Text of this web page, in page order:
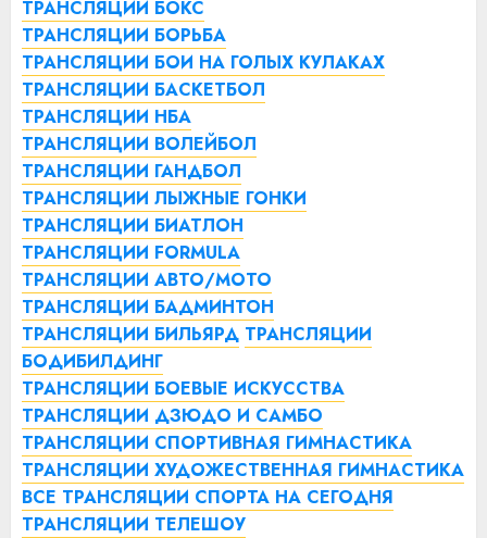
ТРАНСЛЯЦИИ БОКС
ТРАНСЛЯЦИИ БОРЬБА
ТРАНСЛЯЦИИ БОИ НА ГОЛЫХ КУЛАКАХ
ТРАНСЛЯЦИИ БАСКЕТБОЛ
ТРАНСЛЯЦИИ НБА
ТРАНСЛЯЦИИ ВОЛЕЙБОЛ
ТРАНСЛЯЦИИ ГАНДБОЛ
ТРАНСЛЯЦИИ ЛЫЖНЫЕ ГОНКИ
ТРАНСЛЯЦИИ БИАТЛОН
ТРАНСЛЯЦИИ FORMULA
ТРАНСЛЯЦИИ АВТО/МОТО
ТРАНСЛЯЦИИ БАДМИНТОН
ТРАНСЛЯЦИИ БИЛЬЯРД ТРАНСЛЯЦИИ
БОДИБИЛДИНГ
ТРАНСЛЯЦИИ БОЕВЫЕ ИСКУССТВА
ТРАНСЛЯЦИИ ДЗЮДО И САМБО
ТРАНСЛЯЦИИ СПОРТИВНАЯ ГИМНАСТИКА
ТРАНСЛЯЦИИ ХУДОЖЕСТВЕННАЯ ГИМНАСТИКА
ВСЕ ТРАНСЛЯЦИИ СПОРТА НА СЕГОДНЯ
ТРАНСЛЯЦИИ ТЕЛЕШОУ